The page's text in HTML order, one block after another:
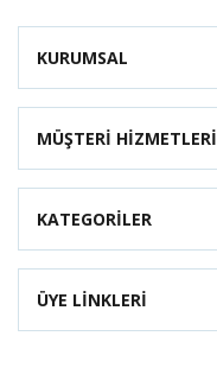
KURUMSAL
MÜŞTERİ HİZMETLERİ
KATEGORİLER
ÜYE LİNKLERİ